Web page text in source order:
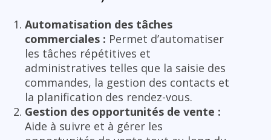
Automatisation des tâches
commerciales : Permet d’automatiser
les tâches répétitives et
administratives telles que la saisie des
commandes, la gestion des contacts et
la planification des rendez-vous.
Gestion des opportunités de vente :
Aide à suivre et à gérer les